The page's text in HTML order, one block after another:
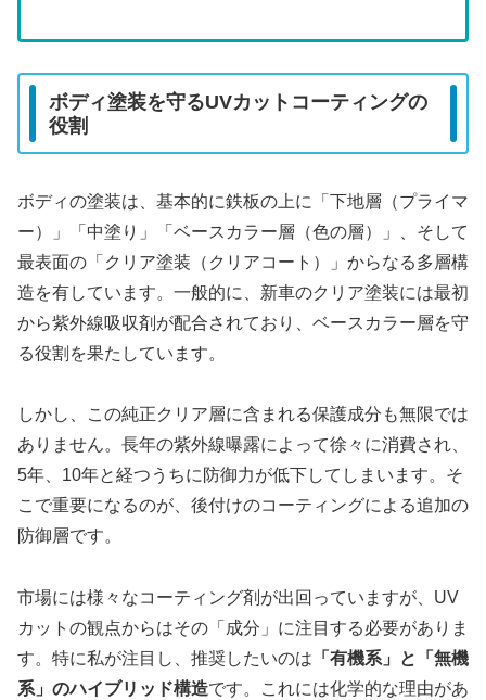
ボディ塗装を守るUVカットコーティングの
役割
ボディの塗装は、基本的に鉄板の上に「下地層（プライマ
ー）」「中塗り」「ベースカラー層（色の層）」、そして
最表面の「クリア塗装（クリアコート）」からなる多層構
造を有しています。一般的に、新車のクリア塗装には最初
から紫外線吸収剤が配合されており、ベースカラー層を守
る役割を果たしています。
しかし、この純正クリア層に含まれる保護成分も無限では
ありません。長年の紫外線曝露によって徐々に消費され、
5年、10年と経つうちに防御力が低下してしまいます。そ
こで重要になるのが、後付けのコーティングによる追加の
防御層です。
市場には様々なコーティング剤が出回っていますが、UV
カットの観点からはその「成分」に注目する必要がありま
す。特に私が注目し、推奨したいのは 「有機系」と「無機
系」のハイブリッド構造です。これには化学的な理由があ